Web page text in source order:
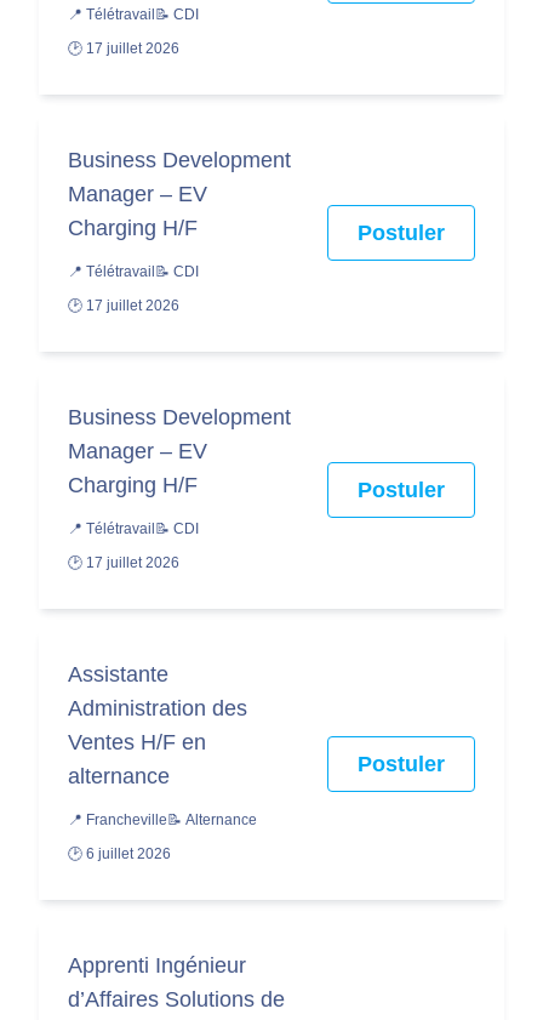
📍 Télétravail 📝 CDI
🕑 17 juillet 2026
Business Development
Manager – EV
Charging H/F
📍 Télétravail 📝 CDI
🕑 17 juillet 2026
Postuler
Business Development
Manager – EV
Charging H/F
📍 Télétravail 📝 CDI
🕑 17 juillet 2026
Postuler
Assistante
Administration des
Ventes H/F en
alternance
📍 Francheville 📝 Alternance
🕑 6 juillet 2026
Postuler
Apprenti Ingénieur
d’Affaires Solutions de